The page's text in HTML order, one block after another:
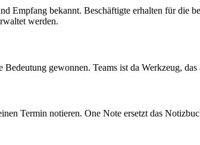
Empfang bekannt. Beschäftigte erhalten für die
werden.
gewonnen. Teams ist da Werkzeug,
Termin notieren. One Note ersetzt das